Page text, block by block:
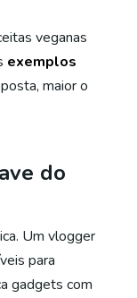
veganas
exemplos
maior o
do
Um vlogger
para
gadgets com